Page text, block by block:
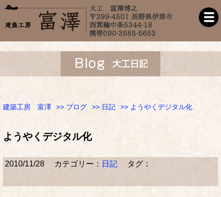
建築工房 富澤 >> ブログ >> 日記 >> ようやくデジタル化
ようやくデジタル化
2010/11/28 カテゴリー： 日記 タグ：